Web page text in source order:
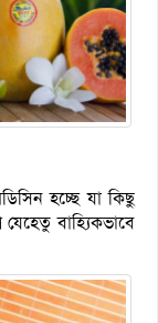
হচ্ছে যা কিছু
বাহ্যিকভাবে